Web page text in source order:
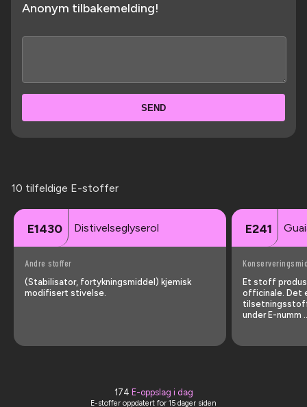
Anonym tilbakemelding!
SEND
10 tilfeldige E-stoffer
E1430 Distivelseglyserol
Andre stoffer
(Stabilisator, fortykningsmiddel) kjemisk
modifisert stivelse.
E241
Et stoff
officinale. Det
under E-numm
174 E-oppslag i dag
E-stoffer oppdatert for 15 dager siden